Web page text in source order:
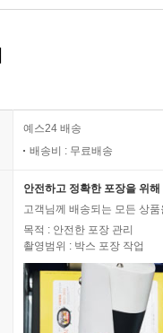
예스24 배송
배송비 : 무료배송
안전하고 정확한 포장을 위
고객님께 배송되는 모든 상
목적 : 안전한 포장 관리
촬영범위 : 박스 포장 작업